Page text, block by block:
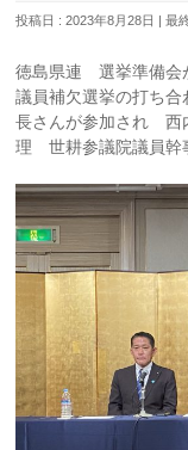
投稿日 : 2023年8月28日 最
徳島県連 選挙準備会
議員補欠選挙の打ち
長さんが参加され
理 世耕参議院議員幹